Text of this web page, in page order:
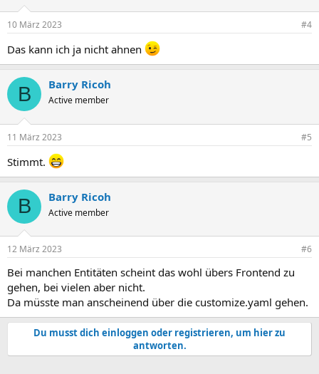
10 März 2023 #4
Das kann ich ja nicht ahnen
B Barry Ricoh
Active member
11 März 2023 #5
Stimmt.
B Barry Ricoh
Active member
12 März 2023 #6
Bei manchen Entitäten scheint das wohl übers Frontend zu
gehen, bei vielen aber nicht.
Da müsste man anscheinend über die customize.yaml gehen.
Du musst dich einloggen oder registrieren, um hier zu
antworten.